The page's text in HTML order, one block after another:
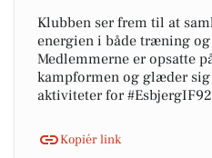
Klubben ser frem til at
energien i både træning
Medlemmerne er opsatte
kampformen og glæder
aktiviteter for
Kopiér link